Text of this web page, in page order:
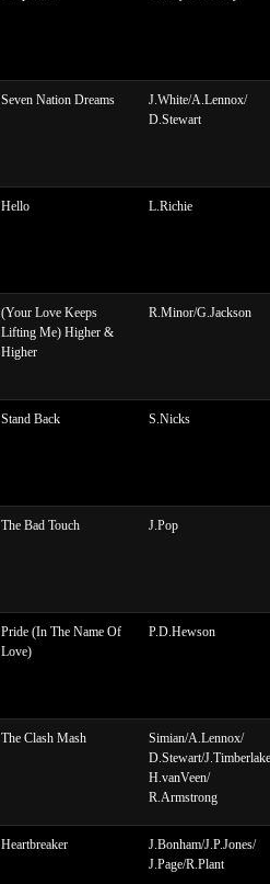
Seven Nation Dreams
J.White/A.Lennox/
D.Stewart
Hello L.Richie
(Your Love Keeps
Lifting Me) Higher &
Higher
R.Minor/G.Jackson
Stand Back S.Nicks
The Bad Touch J.Pop
Pride (In The Name Of
Love)
P.D.Hewson
The Clash Mash
Simian/A.Lennox/
D.Stewart/
H.vanVeen/
R.Armstrong
Heartbreaker
J.Bonham/J.P.Jones/
J.Page/R.Plant